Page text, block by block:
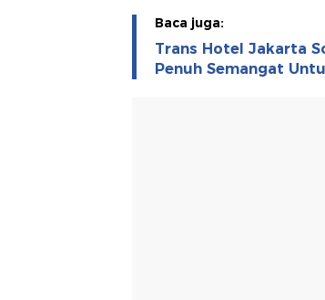
Baca juga:
Trans Hotel Jakarta
Penuh Semangat